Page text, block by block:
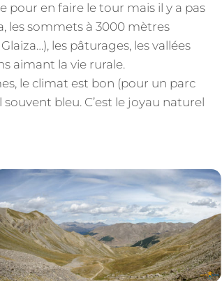
pour en faire le tour mais il y a pas
les sommets à 3000 mètres
les pâturages, les vallées
aimant la vie rurale.
le climat est bon (pour un parc
bleu. C’est le joyau naturel